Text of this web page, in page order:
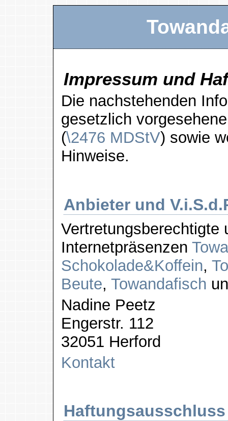
Impressum und
Die nachstehenden
gesetzlich
(\2476 MDStV) sowie
Hinweise.
Anbieter und
Vertretungsberechtigte
Internetpräsenzen
Schokolade&Koffein,
Beute, Towandafisch
Nadine Peetz
Engerstr. 112
32051 Herford
Kontakt
Haftungsausschluss